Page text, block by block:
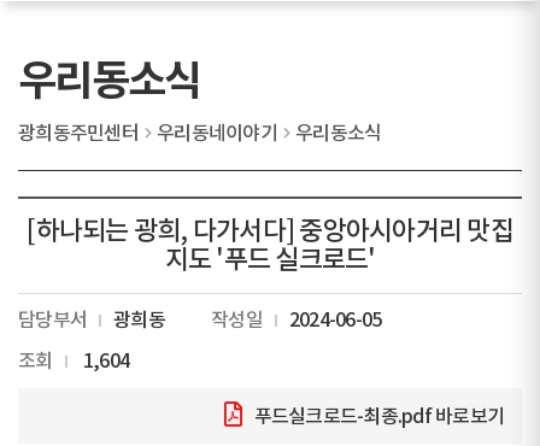
우리동소식
광희동주민센터 우리동네이야기 우리동소식
[하나되는 광희, 다가서다] 중앙아시아거리 맛집
지도 '푸드 실크로드'
담당부서 광희동 작성일
2024-06-05
조회
1,604
푸드실크로드-최종.pdf 바로보기